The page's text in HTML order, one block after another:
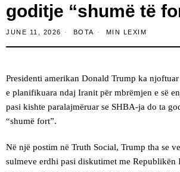
goditje “shumë të
JUNE 11, 2026 BOTA MIN LEXIM
Presidenti amerikan Donald Trump ka
e planifikuara ndaj Iranit për mbrëmjen e së
pasi kishte paralajmëruar se SHBA-ja do ta
“shumë fort”.
Në një postim në Truth Social, Trump tha se
sulmeve erdhi pasi diskutimet me Republikën